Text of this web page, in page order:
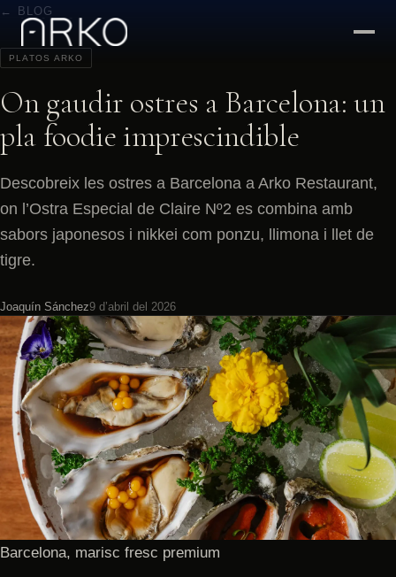
← BLOG
PLATOS ARKO
On gaudir ostres a Barcelona: un
pla foodie imprescindible
Descobreix les ostres a Barcelona a Arko Restaurant,
on l’Ostra Especial de Claire Nº2 es combina amb
sabors japonesos i nikkei com ponzu, llimona i llet de
tigre.
Joaquín Sánchez9 d’abril del 2026
Barcelona, marisc fresc premium